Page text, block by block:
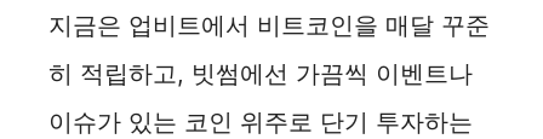
지금은 업비트에서 비트코인을 매달 꾸준
히 적립하고, 빗썸에선 가끔씩 이벤트나
이슈가 있는 코인 위주로 단기 투자하는